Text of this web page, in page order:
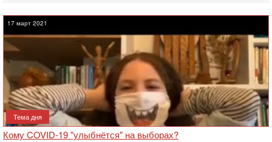
17 март 2021
Тема дня
Кому COVID-19 "улыбнётся" на выборах?